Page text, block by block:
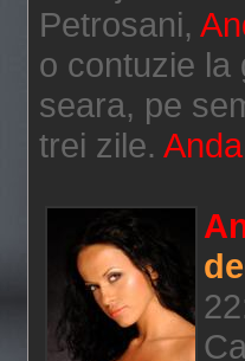
Petrosani,
o contuzie la
seara, pe
trei zile.